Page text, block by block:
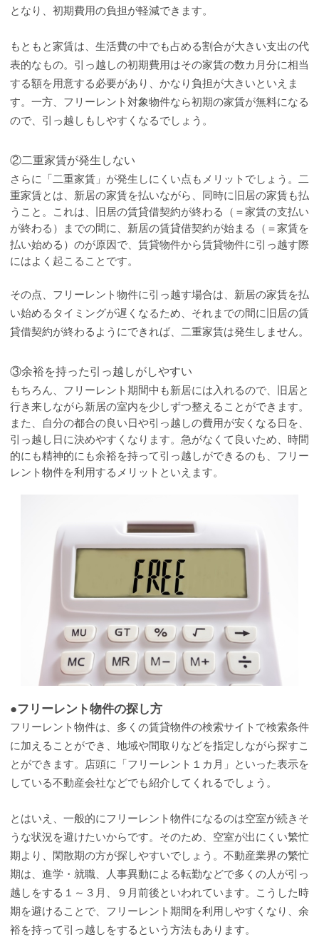
となり、初期費用の負担が軽減できます。
もともと家賃は、生活費の中でも占める割合が大きい支出の代
表的なもの。引っ越しの初期費用はその家賃の数カ月分に相当
する額を用意する必要があり、かなり負担が大きいといえま
す。一方、フリーレント対象物件なら初期の家賃が無料になる
ので、引っ越しもしやすくなるでしょう。
②二重家賃が発生しない
さらに「二重家賃」が発生しにくい点もメリットでしょう。二
重家賃とは、新居の家賃を払いながら、同時に旧居の家賃も払
うこと。これは、旧居の賃貸借契約が終わる（＝家賃の支払い
が終わる）までの間に、新居の賃貸借契約が始まる（＝家賃を
払い始める）のが原因で、賃貸物件から賃貸物件に引っ越す際
にはよく起こることです。
その点、フリーレント物件に引っ越す場合は、新居の家賃を払
い始めるタイミングが遅くなるため、それまでの間に旧居の賃
貸借契約が終わるようにできれば、二重家賃は発生しません。
③余裕を持った引っ越しがしやすい
もちろん、フリーレント期間中も新居には入れるので、旧居と
行き来しながら新居の室内を少しずつ整えることができます。
また、自分の都合の良い日や引っ越しの費用が安くなる日を、
引っ越し日に決めやすくなります。急がなくて良いため、時間
的にも精神的にも余裕を持って引っ越しができるのも、フリー
レント物件を利用するメリットといえます。
●フリーレント物件の探し方
フリーレント物件は、多くの賃貸物件の検索サイトで検索条件
に加えることができ、地域や間取りなどを指定しながら探すこ
とができます。店頭に「フリーレント１カ月」といった表示を
している不動産会社などでも紹介してくれるでしょう。
とはいえ、一般的にフリーレント物件になるのは空室が続きそ
うな状況を避けたいからです。そのため、空室が出にくい繁忙
期より、閑散期の方が探しやすいでしょう。不動産業界の繁忙
期は、進学・就職、人事異動による転勤などで多くの人が引っ
越しをする１～３月、９月前後といわれています。こうした時
期を避けることで、フリーレント期間を利用しやすくなり、余
裕を持って引っ越しをするという方法もあります。